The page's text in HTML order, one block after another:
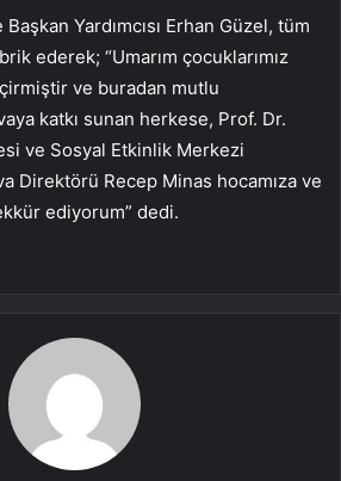
Yardımcısı Erhan Güzel, tüm
ederek; “Umarım çocuklarımız
ve buradan mutlu
katkı sunan herkese, Prof. Dr.
ve Sosyal Etkinlik Merkezi
Direktörü Recep Minas hocamıza ve
ediyorum” dedi.